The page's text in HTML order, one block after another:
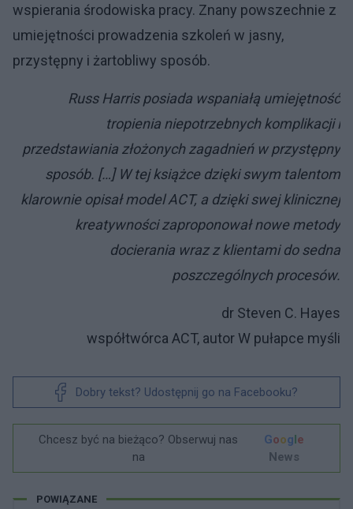
wspierania środowiska pracy. Znany powszechnie z
umiejętności prowadzenia szkoleń w jasny,
przystępny i żartobliwy sposób.
Russ Harris posiada wspaniałą umiejętność
tropienia niepotrzebnych komplikacji i
przedstawiania złożonych zagadnień w przystępny
sposób. […] W tej książce dzięki swym talentom
klarownie opisał model ACT, a dzięki swej klinicznej
kreatywności zaproponował nowe metody
docierania wraz z klientami do sedna
poszczególnych procesów.
dr Steven C. Hayes
współtwórca ACT, autor W pułapce myśli
Dobry tekst? Udostępnij go na Facebooku?
Chcesz być na bieżąco? Obserwuj nas
na
Google
News
POWIĄZANE